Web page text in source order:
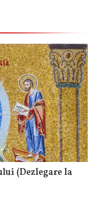
(Dezlegare la